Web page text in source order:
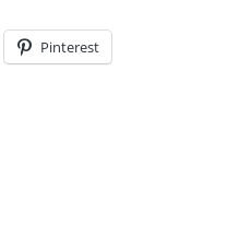
Pinterest